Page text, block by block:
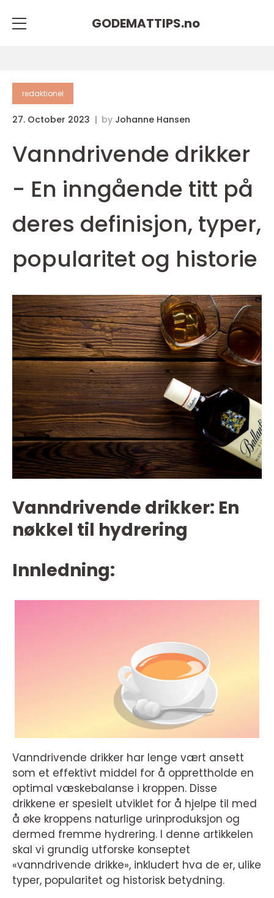
GODEMATTIPS.no
redaktionel
27. October 2023 by Johanne Hansen
Vanndrivende drikker
- En inngående titt på
deres definisjon, typer,
popularitet og historie
Vanndrivende drikker: En
nøkkel til hydrering
Innledning:
Vanndrivende drikker har lenge vært ansett
som et effektivt middel for å opprettholde en
optimal væskebalanse i kroppen. Disse
drikkene er spesielt utviklet for å hjelpe til med
å øke kroppens naturlige urinproduksjon og
dermed fremme hydrering. I denne artikkelen
skal vi grundig utforske konseptet
«vanndrivende drikke», inkludert hva de er, ulike
typer, popularitet og historisk betydning.